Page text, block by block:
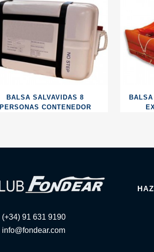
BALSA SALVAVIDAS 8
PERSONAS CONTENEDOR
(+34) 91 631 9190
info@fondear.com